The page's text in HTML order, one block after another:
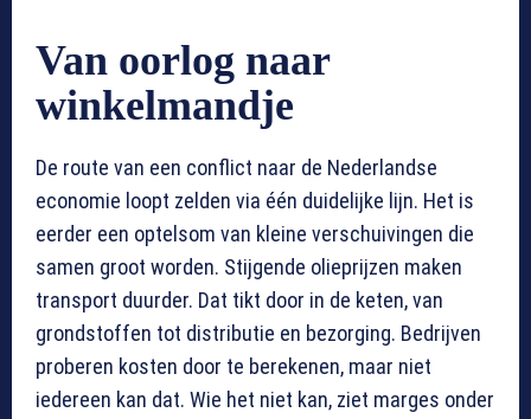
Van oorlog naar
winkelmandje
De route van een conflict naar de Nederlandse
economie loopt zelden via één duidelijke lijn. Het is
eerder een optelsom van kleine verschuivingen die
samen groot worden. Stijgende olieprijzen maken
transport duurder. Dat tikt door in de keten, van
grondstoffen tot distributie en bezorging. Bedrijven
proberen kosten door te berekenen, maar niet
iedereen kan dat. Wie het niet kan, ziet marges onder